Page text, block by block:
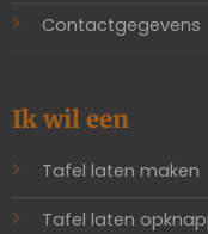
Contactgegevens
Ik wil een
Tafel laten maken
Tafel laten